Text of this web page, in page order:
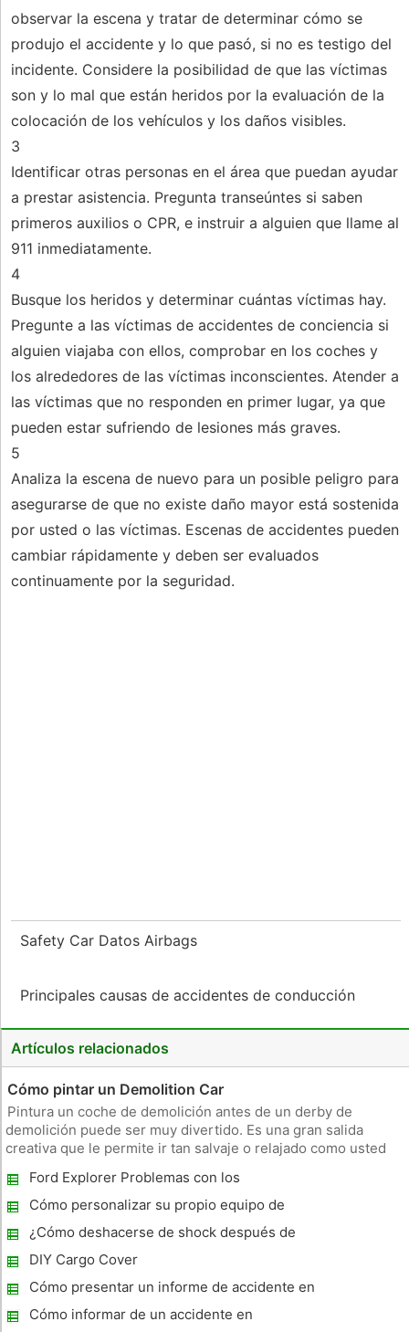
observar la escena y tratar de determinar cómo se
produjo el accidente y lo que pasó, si no es testigo del
incidente. Considere la posibilidad de que las víctimas
son y lo mal que están heridos por la evaluación de la
colocación de los vehículos y los daños visibles.
3
Identificar otras personas en el área que puedan ayudar
a prestar asistencia. Pregunta transeúntes si saben
primeros auxilios o CPR, e instruir a alguien que llame al
911 inmediatamente.
4
Busque los heridos y determinar cuántas víctimas hay.
Pregunte a las víctimas de accidentes de conciencia si
alguien viajaba con ellos, comprobar en los coches y
los alrededores de las víctimas inconscientes. Atender a
las víctimas que no responden en primer lugar, ya que
pueden estar sufriendo de lesiones más graves.
5
Analiza la escena de nuevo para un posible peligro para
asegurarse de que no existe daño mayor está sostenida
por usted o las víctimas. Escenas de accidentes pueden
cambiar rápidamente y deben ser evaluados
continuamente por la seguridad.
Safety Car Datos Airbags
Principales causas de accidentes de conducción
Artículos relacionados
Cómo pintar un Demolition Car
Pintura un coche de demolición antes de un derby de
demolición puede ser muy divertido. Es una gran salida
creativa que le permite ir tan salvaje o relajado como usted
hermosa obra de arte que se crea en el capó, el techo o
detrás del coche c
Ford Explorer Problemas con los
neumáticos
Cómo personalizar su propio equipo de
emergencia en carretera
¿Cómo deshacerse de shock después de
un accidente de coche
DIY Cargo Cover
Cómo presentar un informe de accidente en
Detroit , Michigan
Cómo informar de un accidente en